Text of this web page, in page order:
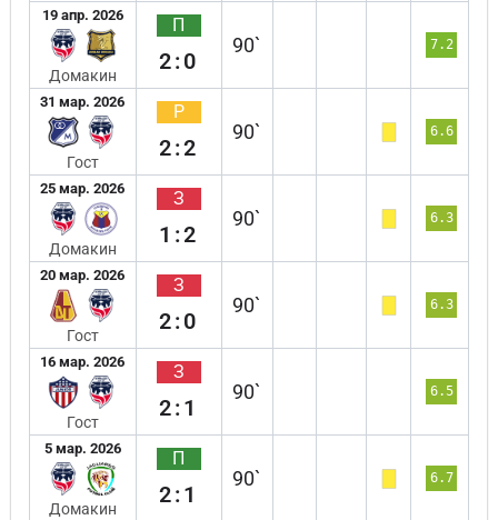
19 апр. 2026
Домакин
П
2:0
90` 7.2
31 мар. 2026
Гост
Р
2:2
90` 6.6
25 мар. 2026
Домакин
З
1:2
90` 6.3
20 мар. 2026
Гост
З
2:0
90` 6.3
16 мар. 2026
Гост
З
2:1
90` 6.5
5 мар. 2026
Домакин
П
2:1
90` 6.7